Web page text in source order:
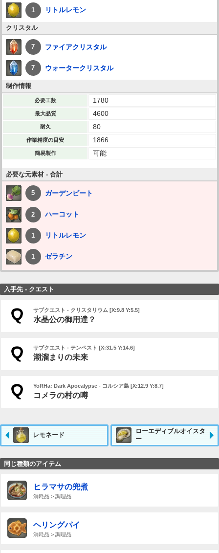
1 リトルレモン
クリスタル
7 ファイアクリスタル
7 ウォータークリスタル
制作情報
必要工数 1780
最大品質 4600
耐久 80
作業精度の目安 1866
簡易製作 可能
必要な元素材 - 合計
5 ガーデンビート
2 ハーコット
1 リトルレモン
1 ゼラチン
入手先 - クエスト
サブクエスト - クリスタリウム [X:9.8 Y:5.5]
水晶公の御用達？
サブクエスト - テンペスト [X:31.5 Y:14.6]
潮溜まりの未来
YoRHa: Dark Apocalypse - コルシア島 [X:12.9 Y:8.7]
コメラの村の噂
レモネード
ローエディブルオイスタ
ー
同じ種類のアイテム
ヒラマサの兜煮
消耗品 > 調理品
ヘリングパイ
消耗品 > 調理品